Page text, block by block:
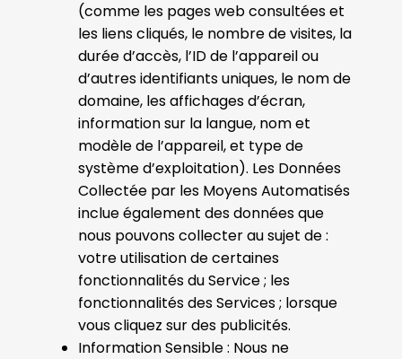
(comme les pages web consultées et
les liens cliqués, le nombre de visites, la
durée d’accès, l’ID de l’appareil ou
d’autres identifiants uniques, le nom de
domaine, les affichages d’écran,
information sur la langue, nom et
modèle de l’appareil, et type de
système d’exploitation). Les Données
Collectée par les Moyens Automatisés
inclue également des données que
nous pouvons collecter au sujet de :
votre utilisation de certaines
fonctionnalités du Service ; les
fonctionnalités des Services ; lorsque
vous cliquez sur des publicités.
Information Sensible : Nous ne